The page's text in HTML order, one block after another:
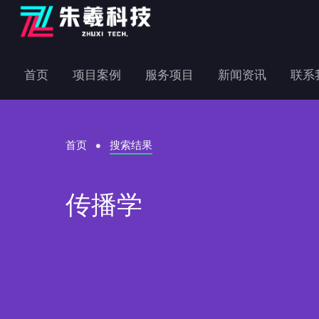
首页 项目案例 服务项目 新闻资讯 联系
首页 搜索结果
传播学